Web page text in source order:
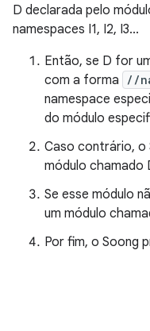
D declarada pelo
namespaces I1, I2, I3...
Então, se D for
com a forma
//
namespace
do módulo
Caso contrário, o
módulo chamado
Se esse módulo
um módulo
Por fim, o Soong